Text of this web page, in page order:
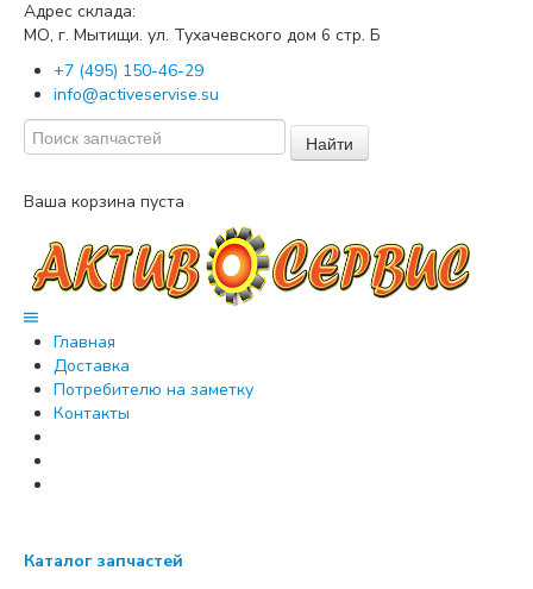
Адрес склада:
МО, г. Мытищи. ул. Тухачевского дом 6 стр. Б
+7 (495) 150-46-29
info@activeservise.su
Найти
Ваша корзина пуста
Главная
Доставка
Потребителю на заметку
Контакты
Каталог запчастей